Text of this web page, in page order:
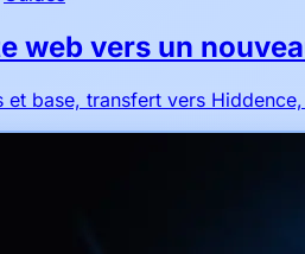
web vers un
et base, transfert vers